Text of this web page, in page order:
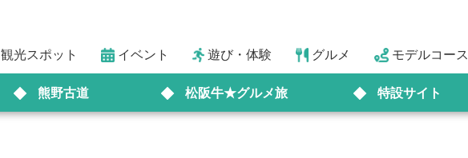
観光スポット イベント 遊び・体験 グルメ モデルコース
熊野古道 松阪牛★グルメ旅 特設サイト